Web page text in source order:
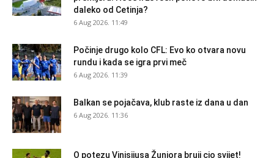
daleko od Cetinja?
6 Aug 2026. 11:49
Počinje drugo kolo CFL: Evo ko otvara novu
rundu i kada se igra prvi meč
6 Aug 2026. 11:39
Balkan se pojačava, klub raste iz dana u dan
6 Aug 2026. 11:36
O potezu Vinisijusa Žuniora bruji cio svijet!